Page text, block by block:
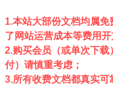
1.本站大部份文档均属
了网站运营成本等费用开
2.购买会员（或单次下
付）请慎重考虑；
3.所有收费文档都真实